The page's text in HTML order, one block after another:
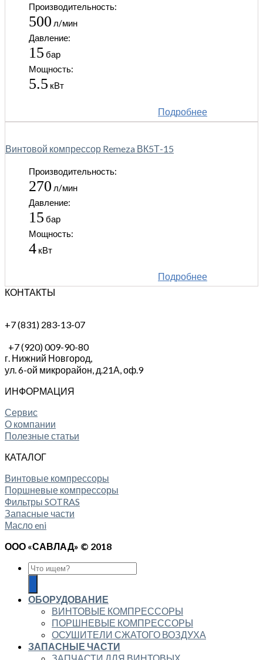
Производительность:
500 л/мин
Давление:
15 бар
Мощность:
5.5 кВт
Подробнее
Винтовой компрессор Remeza ВК5Т-15
Производительность:
270 л/мин
Давление:
15 бар
Мощность:
4 кВт
Подробнее
КОНТАКТЫ
+7 (831) 283-13-07
+7 (920) 009-90-80
г. Нижний Новгород,
ул. 6-ой микрорайон, д.21А, оф.9
ИНФОРМАЦИЯ
Сервис
О компании
Полезные статьи
КАТАЛОГ
Винтовые компрессоры
Поршневые компрессоры
Фильтры SOTRAS
Запасные части
Масло eni
ООО «САВЛАД» © 2018
ОБОРУДОВАНИЕ
ВИНТОВЫЕ КОМПРЕССОРЫ
ПОРШНЕВЫЕ КОМПРЕССОРЫ
ОСУШИТЕЛИ СЖАТОГО ВОЗДУХА
ЗАПАСНЫЕ ЧАСТИ
ЗАПЧАСТИ ДЛЯ ВИНТОВЫХ